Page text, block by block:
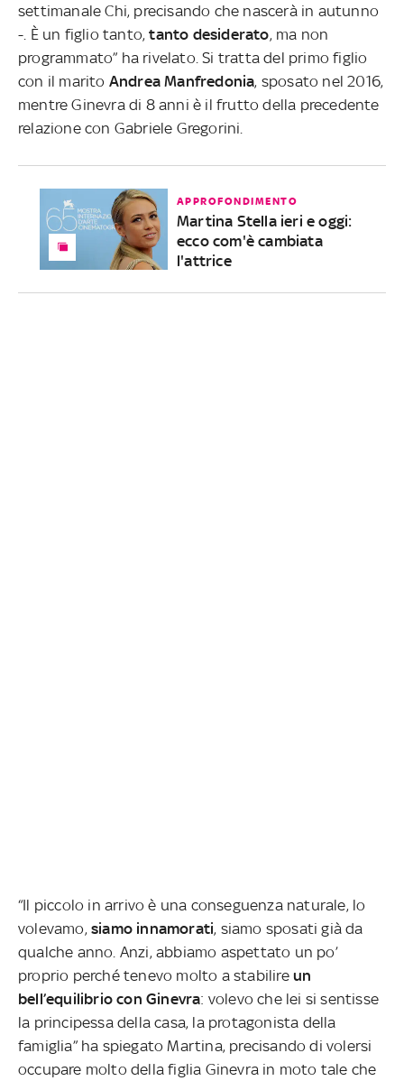
settimanale Chi, precisando che nascerà in autunno
-. È un figlio tanto,tanto desiderato, ma non
programmato” ha rivelato. Si tratta del primo figlio
con il marito Andrea Manfredonia, sposato nel 2016,
mentre Ginevra di 8 anni è il frutto della precedente
relazione con Gabriele Gregorini.
APPROFONDIMENTO
Martina Stella ieri e oggi:
ecco com'è cambiata
l'attrice
“Il piccolo in arrivo è una conseguenza naturale, lo
volevamo, siamo innamorati, siamo sposati già da
qualche anno. Anzi, abbiamo aspettato un po’
proprio perché tenevo molto a stabilireun
bell’equilibrio con Ginevra: volevo che lei si sentisse
la principessa della casa, la protagonista della
famiglia” ha spiegato Martina, precisando di volersi
occupare molto della figlia Ginevra in moto tale che